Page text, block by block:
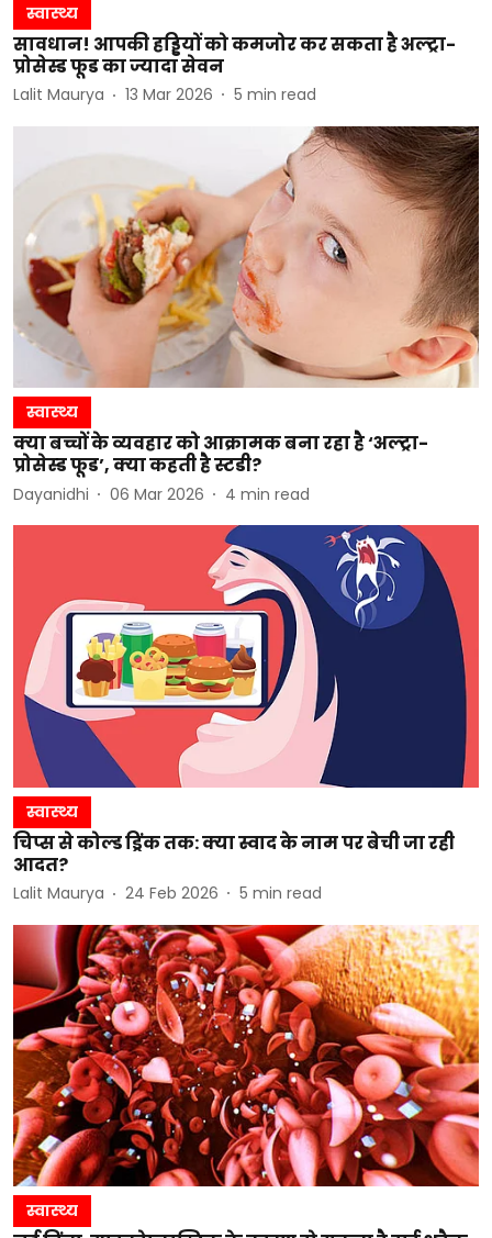
स्वास्थ्य
सावधान! आपकी हड्डियों को कमजोर कर सकता है अल्ट्रा-
प्रोसेस्ड फूड का ज्यादा सेवन
Lalit Maurya 13 Mar 2026 5 min read
स्वास्थ्य
क्या बच्चों के व्यवहार को आक्रामक बना रहा है ‘अल्ट्रा-
प्रोसेस्ड फूड’, क्या कहती है स्टडी?
Dayanidhi 06 Mar 2026 4 min read
स्वास्थ्य
चिप्स से कोल्ड ड्रिंक तक: क्या स्वाद के नाम पर बेची जा रही
आदत?
Lalit Maurya 24 Feb 2026 5 min read
स्वास्थ्य